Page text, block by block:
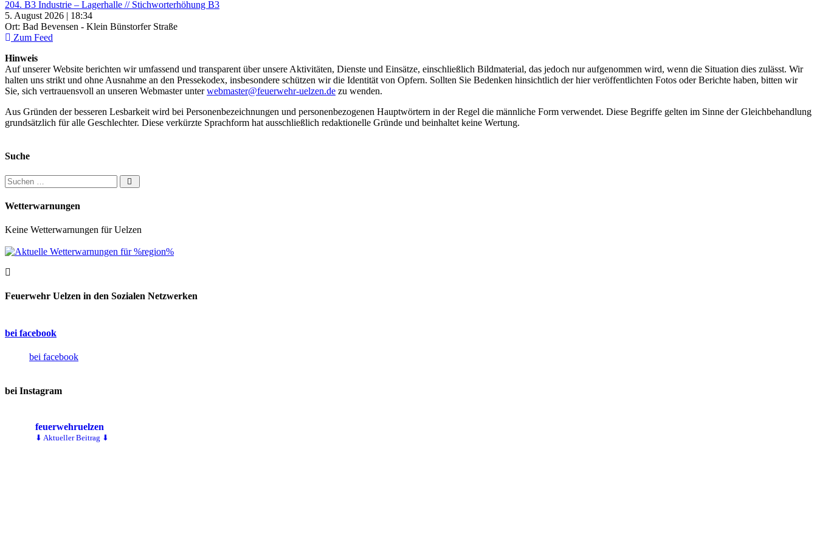
204. B3 Industrie – Lagerhalle // Stichworterhöhung B3
5. August 2026 | 18:34
Ort: Bad Bevensen - Klein Bünstorfer Straße
Zum Feed
Hinweis
Auf unserer Website berichten wir umfassend und transparent über unsere Aktivitäten, Dienste und Einsätze, einschließlich Bildmaterial, das jedoch nur aufgenommen wird, wenn die Situation dies zulässt. Wir
halten uns strikt und ohne Ausnahme an den Pressekodex, insbesondere schützen wir die Identität von Opfern. Sollten Sie Bedenken hinsichtlich der hier veröffentlichten Fotos oder Berichte haben, bitten wir
Sie, sich vertrauensvoll an unseren Webmaster unterwebmaster@feuerwehr-uelzen.de zu wenden.
Aus Gründen der besseren Lesbarkeit wird bei Personenbezeichnungen und personenbezogenen Hauptwörtern in der Regel die männliche Form verwendet. Diese Begriffe gelten im Sinne der Gleichbehandlung
grundsätzlich für alle Geschlechter. Diese verkürzte Sprachform hat ausschließlich redaktionelle Gründe und beinhaltet keine Wertung.
Suche
Suchen nach:
Wetterwarnungen
Keine Wetterwarnungen für Uelzen
Feuerwehr Uelzen in den Sozialen Netzwerken
bei facebook
bei facebook
bei Instagram
feuerwehruelzen
⬇ Aktueller Beitrag ⬇